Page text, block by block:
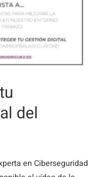
del
en Ciberseguridad